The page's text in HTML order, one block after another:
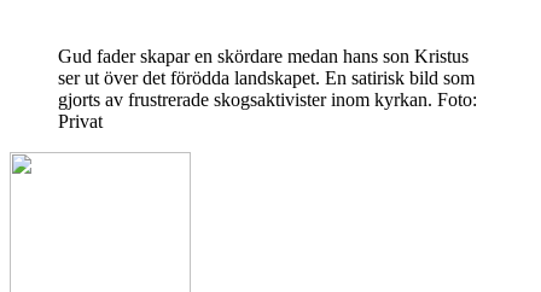
Gud fader skapar en skördare medan hans son Kristus
ser ut över det förödda landskapet. En satirisk bild som
gjorts av frustrerade skogsaktivister inom kyrkan. Foto:
Privat